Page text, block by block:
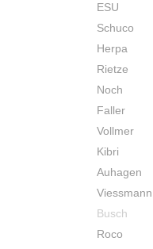
ESU
Schuco
Herpa
Rietze
Noch
Faller
Vollmer
Kibri
Auhagen
Viessmann
Busch
Roco